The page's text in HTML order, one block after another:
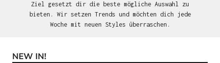
Ziel gesetzt dir die beste mögliche Auswahl zu
bieten. Wir setzen Trends und möchten dich jede
Woche mit neuen Styles überraschen.
Produktgalerie überspringen
NEW IN!